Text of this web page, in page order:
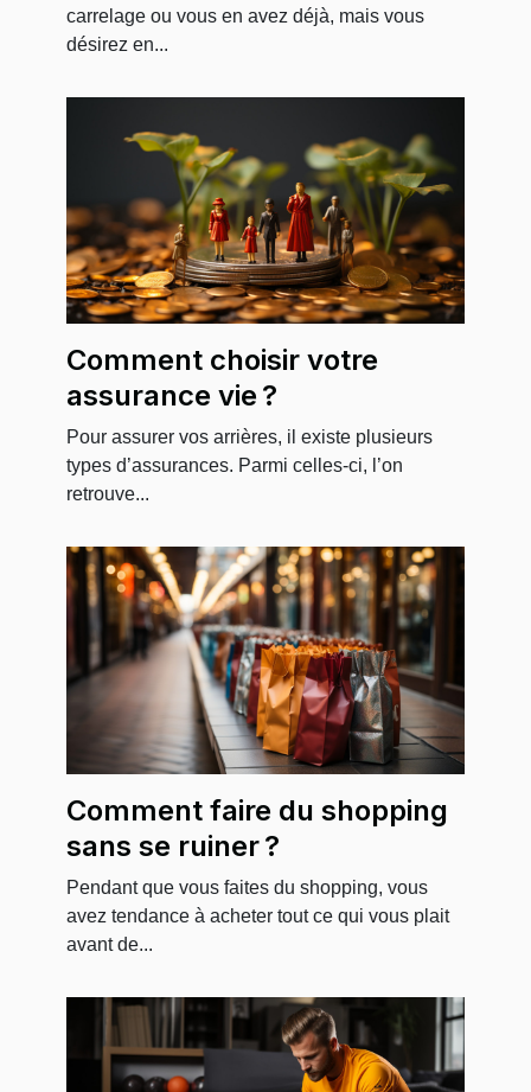
carrelage ou vous en avez déjà, mais vous
désirez en...
Comment choisir votre
assurance vie ?
Pour assurer vos arrières, il existe plusieurs
types d’assurances. Parmi celles-ci, l’on
retrouve...
Comment faire du shopping
sans se ruiner ?
Pendant que vous faites du shopping, vous
avez tendance à acheter tout ce qui vous plait
avant de...